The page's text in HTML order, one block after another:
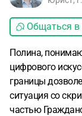
Общаться в
Полина,
цифрового
границы
ситуация со
частью